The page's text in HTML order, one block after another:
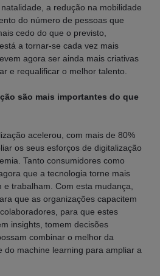
a redução na mobilidade
do número de pessoas que
cedo do que o previsto,
a tornar-se cada vez mais
agora ser ainda mais criativas
e requalificar o melhor talento.
são mais importantes do que
acelerou, com mais de 80%
os seus esforços de digitalização
Tanto consumidores como
que a tecnologia torne mais
trabalham. Com esta mudança,
que as organizações capacitem
para que estes
insights, tomem decisões
combinar o melhor da
do machine learning para ampliar a